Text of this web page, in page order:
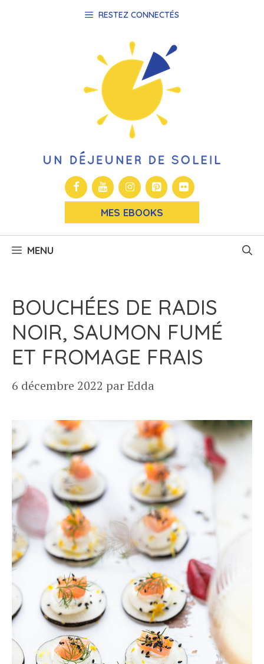
RESTEZ CONNECTÉS
MES EBOOKS
MENU
BOUCHÉES DE RADIS
NOIR, SAUMON FUMÉ
ET FROMAGE FRAIS
6 décembre 2022 parEdda